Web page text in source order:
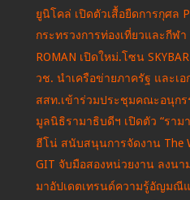
ยูนิโคล่ เปิดตัวเสื้อยืดการกุศล
กระทรวงการท่องเที่ยวและกีฬ
ROMAN เปิดใหม่.โซน SKYBAR
วช. นำเครือข่ายภาครัฐ และเ
สสท.เข้าร่วมประชุมคณะอนุก
มูลนิธิรามาธิบดีฯ เปิดตัว “ราม
ฮีโน่ สนับสนุนการจัดงาน The
GIT จับมือสองหน่วยงาน ลงนา
มาอัปเดตเทรนด์ความรู้อัญมณี